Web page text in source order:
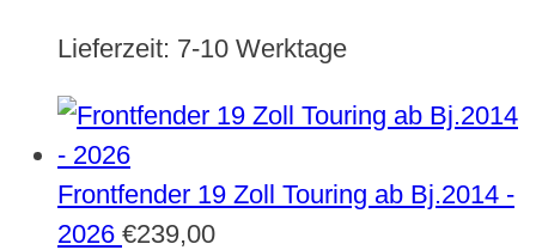
Lieferzeit: 7-10 Werktage
Frontfender 19 Zoll Touring ab Bj.2014 -
2026 €239,00